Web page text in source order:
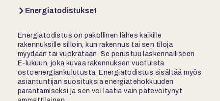
Energiatodistukset
Energiatodistus on pakollinen lähes kaikille
rakennuksille silloin, kun rakennus tai sen tiloja
myydään tai vuokrataan. Se perustuu laskennalliseen
E-lukuun, joka kuvaa rakennuksen vuotuista
ostoenergiankulutusta. Energiatodistus sisältää myös
asiantuntijan suosituksia energiatehokkuuden
parantamiseksi ja sen voi laatia vain pätevöitynyt